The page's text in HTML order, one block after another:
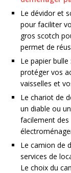
Le dévidor et
pour faciliter
gros scotch
permet de
Le papier
protéger vos
vaisselles et
Le chariot de
un diable ou
facilement des
Le camion de
services de
Le choix du